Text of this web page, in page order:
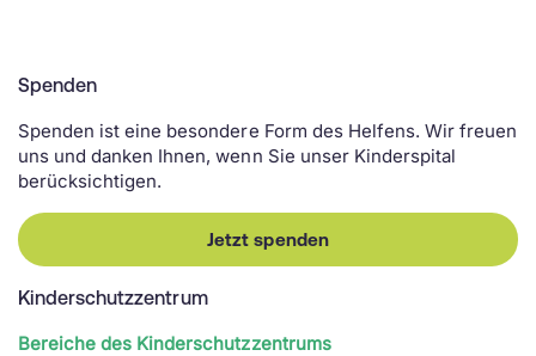
Spenden
Spenden ist eine besondere Form des Helfens. Wir freuen
uns und danken Ihnen, wenn Sie unser Kinderspital
berücksichtigen.
Jetzt spenden
Kinderschutzzentrum
Bereiche des Kinderschutzzentrums